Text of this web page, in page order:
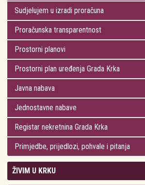
Sudjelujem u izradi proračuna
Proračunska transparentnost
Prostorni planovi
Prostorni plan uređenja Grada Krka
Javna nabava
Jednostavne nabave
Registar nekretnina Grada Krka
Primjedbe, prijedlozi, pohvale i pitanja
ŽIVIM U KRKU